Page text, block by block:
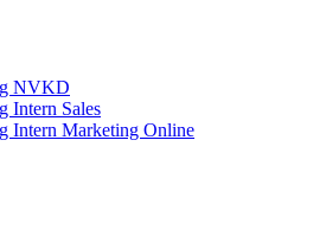
NVKD
Intern Sales
Intern Marketing Online